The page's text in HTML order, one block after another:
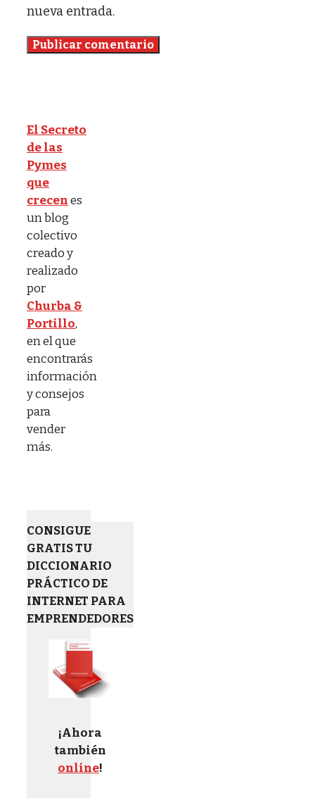
nueva entrada.
El Secreto
de las
Pymes
que
crecenes
un blog
colectivo
creado y
realizado
por
Churba &
Portillo,
en el que
encontrarás
información
y consejos
para
vender
más.
CONSIGUE
GRATIS TU
DICCIONARIO
PRÁCTICO DE
INTERNET PARA
EMPRENDEDORES
¡Ahora
también
online!